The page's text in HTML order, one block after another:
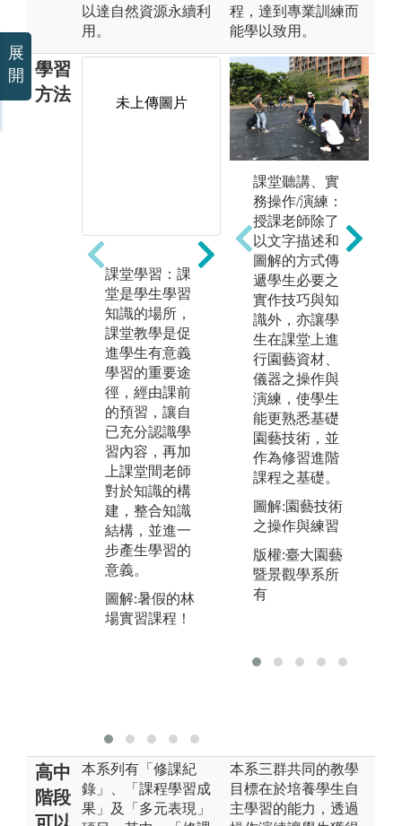
以達自然資源永續利
用。
程，達到專業訓練而
能學以致用。
學習
方法
未上傳圖片
課堂學習：課
堂是學生學習
知識的場所，
課堂教學是促
進學生有意義
學習的重要途
徑，經由課前
的預習，讓自
已充分認識學
習內容，再加
上課堂間老師
對於知識的構
建，整合知識
結構，並進一
步產生學習的
意義。
圖解:暑假的林
場實習課程！
未上傳圖片
資料收集-報告
撰寫及討論：
任何人都有收
集資料的需
求，有效收集
資料，是增進
自己的知識管
理的重要途
徑。本系注重
學生對於資料
的收集能力，
整合相關資
料、作目的性
分類整理，理
解收集資料的
目的、資料收
變成自己未來
課堂聽講、實
務操作/演練：
授課老師除了
以文字描述和
圖解的方式傳
遞學生必要之
實作技巧與知
識外，亦讓學
生在課堂上進
行園藝資材、
儀器之操作與
演練，使學生
能更熟悉基礎
園藝技術，並
作為修習進階
課程之基礎。
圖解:園藝技術
之操作與練習
版權:臺大園藝
暨景觀學系所
有
高中
階段
本系列有「修課紀
錄」、「課程學習成
果」及「多元表現」
本系三群共同的教學
目標在於培養學生自
主學習的能力，透過
展
開